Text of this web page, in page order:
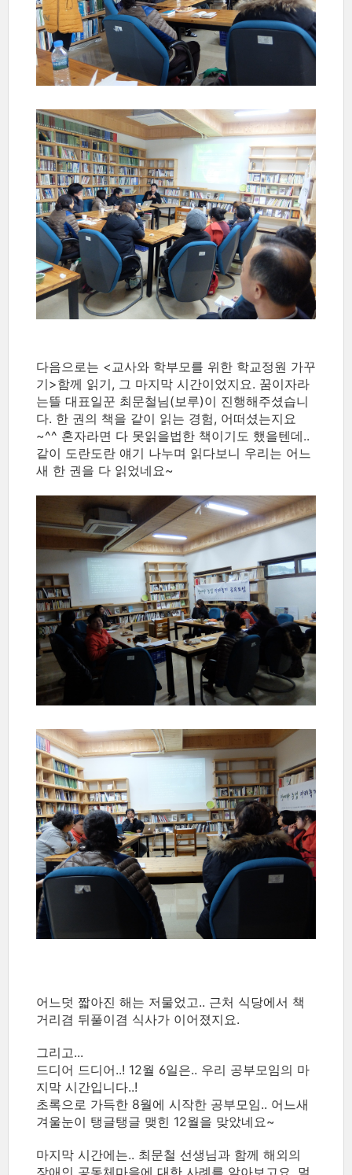
다음으로는 <교사와 학부모를 위한 학교정원 가꾸
기>함께 읽기, 그 마지막 시간이었지요. 꿈이자라
는뜰 대표일꾼 최문철님(보루)이 진행해주셨습니
다. 한 권의 책을 같이 읽는 경험, 어떠셨는지요
~^^ 혼자라면 다 못읽을법한 책이기도 했을텐데..
같이 도란도란 얘기 나누며 읽다보니 우리는 어느
새 한 권을 다 읽었네요~
어느덧 짧아진 해는 저물었고.. 근처 식당에서 책
거리겸 뒤풀이겸 식사가 이어졌지요.
그리고...
드디어 드디어..! 12월 6일은.. 우리 공부모임의 마
지막 시간입니다..!
초록으로 가득한 8월에 시작한 공부모임.. 어느새
겨울눈이 탱글탱글 맺힌 12월을 맞았네요~
마지막 시간에는.. 최문철 선생님과 함께 해외의
장애인 공동체마을에 대한 사례를 알아보고요, 멀